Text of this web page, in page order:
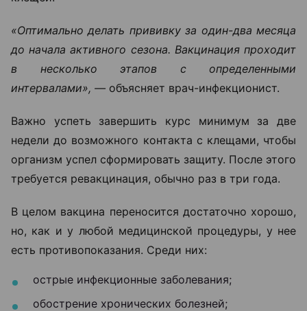
«Оптимально делать прививку за один-два месяца
до начала активного сезона. Вакцинация проходит
в несколько этапов с определенными
интервалами», — объясняет врач-инфекционист.
Важно успеть завершить курс минимум за две
недели до возможного контакта с клещами, чтобы
организм успел сформировать защиту. После этого
требуется ревакцинация, обычно раз в три года.
В целом вакцина переносится достаточно хорошо,
но, как и у любой медицинской процедуры, у нее
есть противопоказания. Среди них:
острые инфекционные заболевания;
обострение хронических болезней;